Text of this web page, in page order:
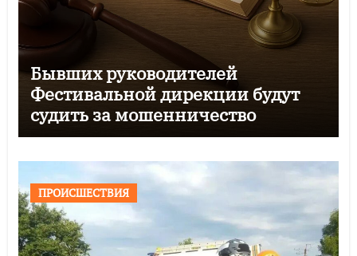
Бывших руководителей
Фестивальной дирекции будут
судить за мошенничество
ПРОИСШЕСТВИЯ